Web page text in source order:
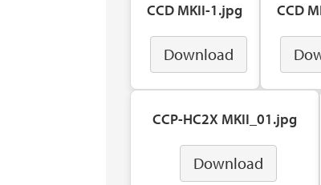
CCD MKII-1.jpg
Download
CCD
CCP-HC2X MKII_01.jpg
Download